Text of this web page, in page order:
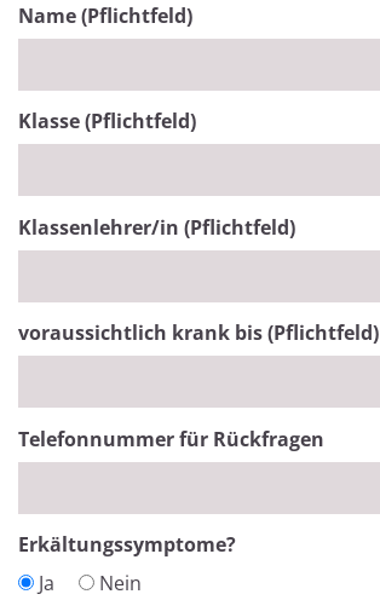
Name (Pflichtfeld)
Klasse (Pflichtfeld)
Klassenlehrer/in (Pflichtfeld)
voraussichtlich krank bis (Pflichtfeld)
Telefonnummer für Rückfragen
Erkältungssymptome?
Ja
Nein